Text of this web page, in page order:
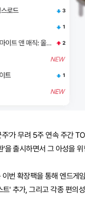
'가 무려 5주 연속 주간
'을 출시하면서 그 아성을
번 확장팩을 통해 엔드게
트' 추가, 그리고 각종 편의